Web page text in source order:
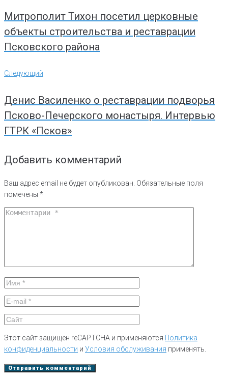
Митрополит Тихон посетил церковные
объекты строительства и реставрации
Псковского района
Следующий
Следующий
Денис Василенко о реставрации подворья
Псково-Печерского монастыря. Интервью
ГТРК «Псков»
Добавить комментарий
Ваш адрес email не будет опубликован. Обязательные поля
помечены *
Этот сайт защищен reCAPTCHA и применяются Политика
конфиденциальности и Условия обслуживания применять.